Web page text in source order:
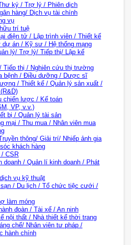
ký / Trợ lý / Phiên dịch
hàng/ Dịch vụ tài chính
vụ
trí tuệ
điện tử / Lập trình viên / Thiết kế
dự án / Kỹ sư / Hệ thống mạng
lý/ Trợ lý/ Tiếp thị/ Lập kế
Tiếp thị / Nghiên cứu thị trường
bệnh / Điều dưỡng / Dược sĩ
/ Thiết kế / Quản lý sản xuất /
chiến lược / Kế toán
VP, v.v.)
bị / Quản lý tài sản
mại / Thu mua / Nhân viên mua
thông/ Giải trí/ Nhiếp ảnh gia
khách hàng
/ CSR
doanh / Quản lí kinh doanh / Phát
vụ kỹ thuật
sạn / Du lịch / Tổ chức tiệc cưới /
làm móng
đoàn / Tài xế / An ninh
nội thất / Nhà thiết kế thời trang
chế/ Nhân viên tư pháp /
hành chính